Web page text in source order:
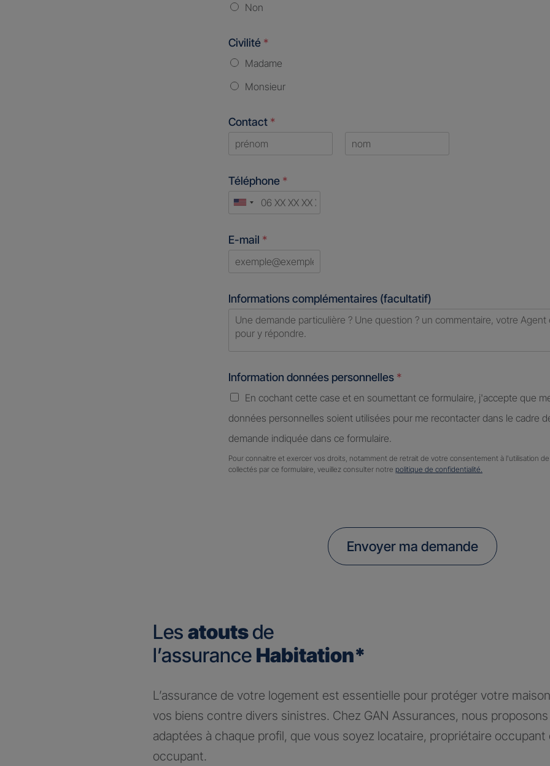
Non
Civilité *
Madame
Monsieur
Contact *
Téléphone *
United
E-mail *
Informations complémentaires (facultatif)
Information données personnelles *
En cochant cette case et en soumettant ce formulaire, j'accepte que
données personnelles soient utilisées pour me recontacter dans le cadre
demande indiquée dans ce formulaire.
Pour connaitre et exercer vos droits, notamment de retrait de votre consentement à l'utilisation
collectés par ce formulaire, veuillez consulter notre politique de confidentialité.
Envoyer ma demande
Les atoutsde
l’assurance Habitation*
​L’assurance de votre logement est essentielle pour protéger votre
vos biens contre divers sinistres. Chez GAN Assurances, nous
adaptées à chaque profil, que vous soyez locataire, propriétaire
occupant.